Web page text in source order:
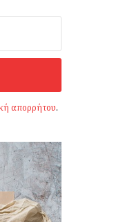
απορρήτου.